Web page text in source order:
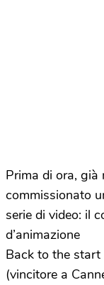
Prima di ora, già
commissionato
serie di video: il
d’animazione
Back to the start
(vincitore a